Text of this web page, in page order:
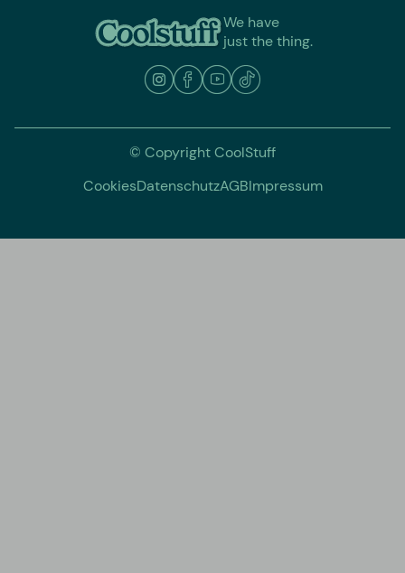
We have
just the thing.
© Copyright CoolStuff
CookiesDatenschutzAGBImpressum